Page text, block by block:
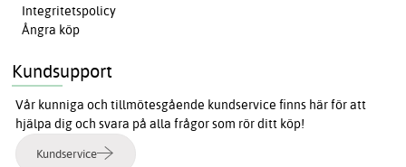
Integritetspolicy
Ångra köp
Kundsupport
Vår kunniga och tillmötesgående kundservice finns här för att
hjälpa dig och svara på alla frågor som rör ditt köp!
Kundservice